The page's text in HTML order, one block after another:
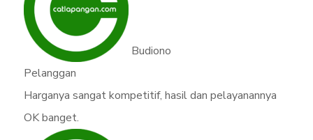
Budiono
Pelanggan
Harganya sangat kompetitif, hasil dan pelayanannya
OK banget.